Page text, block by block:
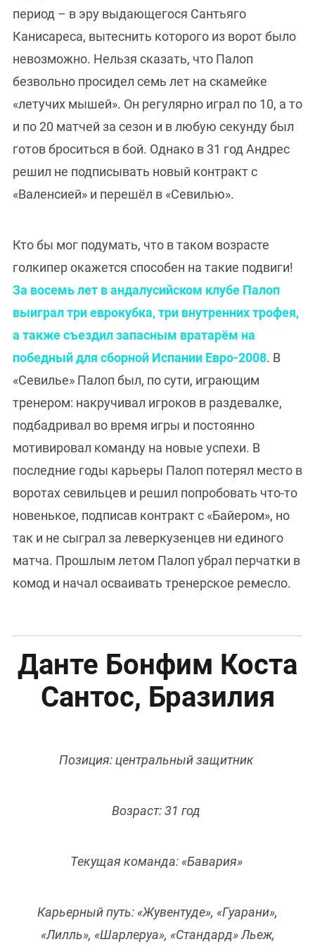
период – в эру выдающегося Сантьяго
Канисареса, вытеснить которого из ворот было
невозможно. Нельзя сказать, что Палоп
безвольно просидел семь лет на скамейке
«летучих мышей». Он регулярно играл по 10, а то
и по 20 матчей за сезон и в любую секунду был
готов броситься в бой. Однако в 31 год Андрес
решил не подписывать новый контракт с
«Валенсией» и перешёл в «Севилью».
Кто бы мог подумать, что в таком возрасте
голкипер окажется способен на такие подвиги!
За восемь лет в андалусийском клубе Палоп
выиграл три еврокубка, три внутренних трофея,
а также съездил запасным вратарём на
победный для сборной Испании Евро-2008. В
«Севилье» Палоп был, по сути, играющим
тренером: накручивал игроков в раздевалке,
подбадривал во время игры и постоянно
мотивировал команду на новые успехи. В
последние годы карьеры Палоп потерял место в
воротах севильцев и решил попробовать что-то
новенькое, подписав контракт с «Байером», но
так и не сыграл за леверкузенцев ни единого
матча. Прошлым летом Палоп убрал перчатки в
комод и начал осваивать тренерское ремесло.
Данте Бонфим Коста
Сантос, Бразилия
Позиция: центральный защитник
Возраст: 31 год
Текущая команда: «Бавария»
Карьерный путь: «Жувентуде», «Гуарани»,
«Лилль», «Шарлеруа», «Стандард» Льеж,